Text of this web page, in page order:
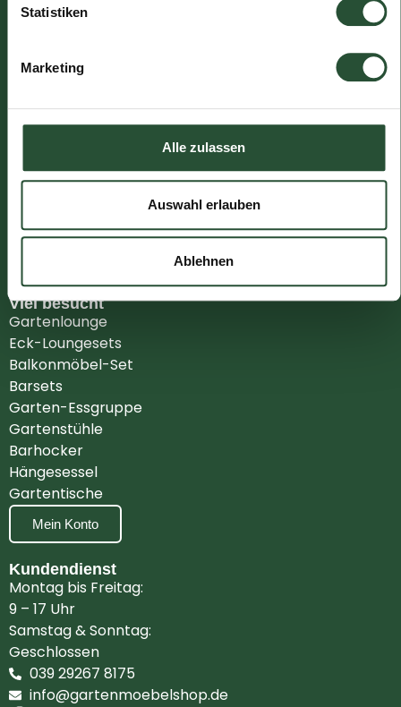
Statistiken
Marketing
Alle zulassen
Auswahl erlauben
Ablehnen
Unsere Bezahlmethoden
Widerrufsbelehrung
Blog
Datenschutzerklärung
Vertrag widerrufen
Viel besucht
Gartenlounge
Eck-Loungesets
Balkonmöbel-Set
Barsets
Garten-Essgruppe
Gartenstühle
Barhocker
Hängesessel
Gartentische
Mein Konto
Kundendienst
Montag bis Freitag:
9 – 17 Uhr
Samstag & Sonntag:
Geschlossen
039 29267 8175
info@gartenmoebelshop.de